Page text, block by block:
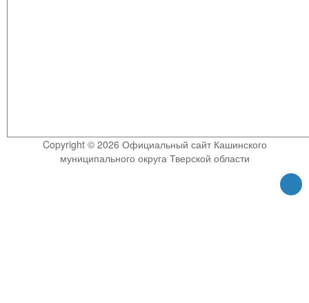
Copyright © 2026 Официальный сайт Кашинского
муниципального округа Тверской области